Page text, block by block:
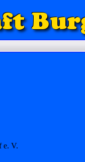
e. V.